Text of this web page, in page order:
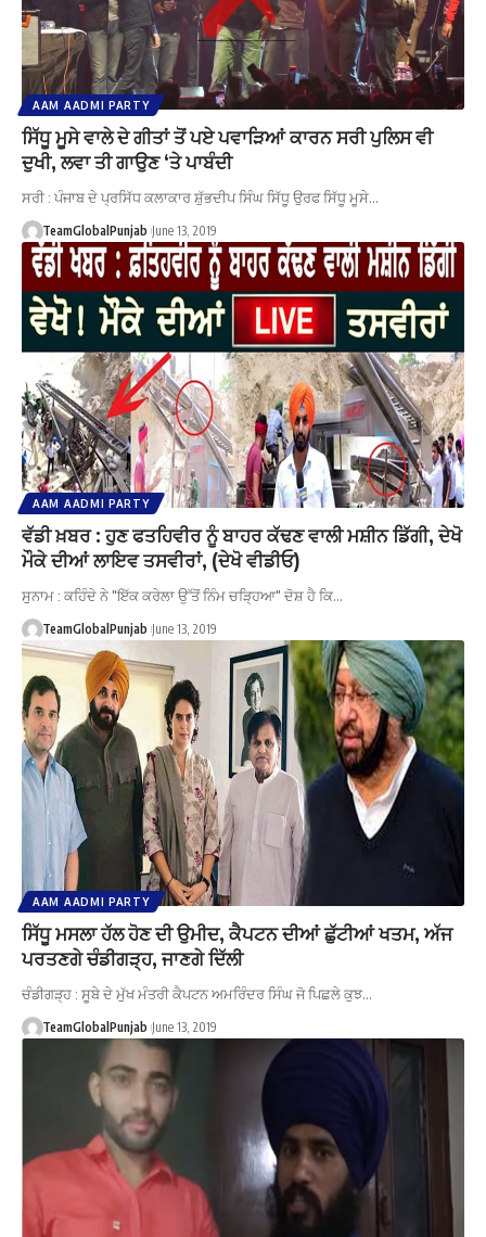
AAM AADMI PARTY
ਸਿੱਧੂ ਮੂਸੇ ਵਾਲੇ ਦੇ ਗੀਤਾਂ ਤੋਂ ਪਏ ਪਵਾੜਿਆਂ ਕਾਰਨ ਸਰੀ ਪੁਲਿਸ ਵੀ
ਦੁਖੀ, ਲਵਾ ਤੀ ਗਾਉਣ ‘ਤੇ ਪਾਬੰਦੀ
ਸਰੀ : ਪੰਜਾਬ ਦੇ ਪ੍ਰਸਿੱਧ ਕਲਾਕਾਰ ਸ਼ੁੱਭਦੀਪ ਸਿੰਘ ਸਿੱਧੂ ਉਰਫ ਸਿੱਧੂ ਮੂਸੇ…
TeamGlobalPunjab June 13, 2019
AAM AADMI PARTY
ਵੱਡੀ ਖ਼ਬਰ : ਹੁਣ ਫਤਹਿਵੀਰ ਨੂੰ ਬਾਹਰ ਕੱਢਣ ਵਾਲੀ ਮਸ਼ੀਨ ਡਿੱਗੀ, ਦੇਖੋ
ਮੌਕੇ ਦੀਆਂ ਲਾਇਵ ਤਸਵੀਰਾਂ, (ਦੇਖੋ ਵੀਡੀਓ)
ਸੁਨਾਮ : ਕਹਿੰਦੇ ਨੇ "ਇੱਕ ਕਰੇਲਾ ਉੱਤੋਂ ਨਿੰਮ ਚੜ੍ਹਿਆ" ਦੋਸ਼ ਹੈ ਕਿ…
TeamGlobalPunjab June 13, 2019
AAM AADMI PARTY
ਸਿੱਧੂ ਮਸਲਾ ਹੱਲ ਹੋਣ ਦੀ ਉਮੀਦ, ਕੈਪਟਨ ਦੀਆਂ ਛੁੱਟੀਆਂ ਖਤਮ, ਅੱਜ
ਪਰਤਣਗੇ ਚੰਡੀਗੜ੍ਹ, ਜਾਣਗੇ ਦਿੱਲੀ
ਚੰਡੀਗੜ੍ਹ : ਸੂਬੇ ਦੇ ਮੁੱਖ ਮੰਤਰੀ ਕੈਪਟਨ ਅਮਰਿੰਦਰ ਸਿੰਘ ਜੋ ਪਿਛਲੇ ਕੁਝ…
TeamGlobalPunjab June 13, 2019